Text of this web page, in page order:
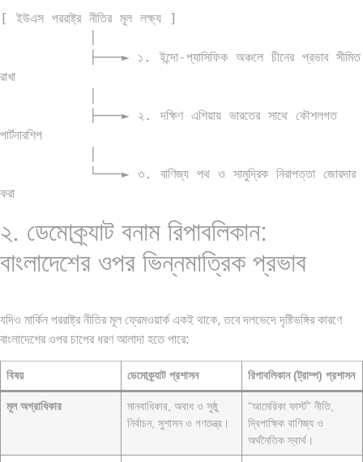
[ ইউএস পররাষ্ট্র নীতির মূল লক্ষ্য ]
রাখা
পার্টনারশিপ
২. ডেমোক্র্যাট বনাম রিপাবলিকান:
বাংলাদেশের ওপর ভিন্নমাত্রিক প্রভাব
যদিও মার্কিন পররাষ্ট্র নীতির মূল ফ্রেমওয়ার্ক একই থাকে, তবে দলভেদে দৃষ্টিভঙ্গির কারণে
বাংলাদেশের ওপর চাপের ধরণ আলাদা হতে পারে:
বিষয় ডেমোক্র্যাট প্রশাসন রিপাবলিকান (ট্রাম্প) প্রশাসন
মূল অগ্রাধিকার
মানবাধিকার, অবাধ ও সুষ্ঠু
নির্বাচন, সুশাসন ও গণতন্ত্র।
“আমেরিকা ফার্স্ট” নীতি,
দ্বিপাক্ষিক বাণিজ্য ও
অর্থনৈতিক স্বার্থ।